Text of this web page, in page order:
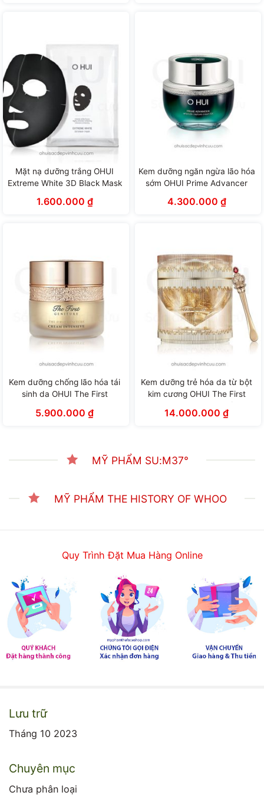
Mặt nạ dưỡng trắng OHUI
Extreme White 3D Black Mask
1.600.000 ₫
Kem dưỡng ngăn ngừa lão hóa
sớm OHUI Prime Advancer
(50ml)
4.300.000 ₫
Kem dưỡng chống lão hóa tái
sinh da OHUI The First
(55ml)
5.900.000 ₫
Kem dưỡng trẻ hóa da từ bột
kim cương OHUI The First
14.000.000 ₫
MỸ PHẨM SU:M37°
MỸ PHẨM THE HISTORY OF WHOO
Quy Trình Đặt Mua Hàng Online
Lưu trữ
Tháng 10 2023
Chuyên mục
Chưa phân loại